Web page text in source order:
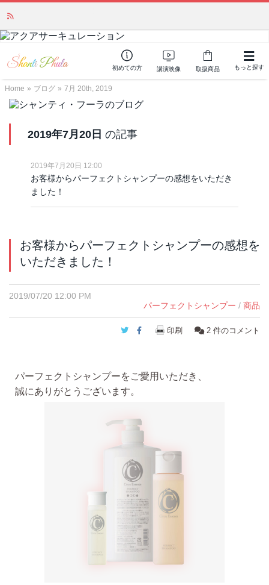
初めての方 講演映像 取扱商品 もっと探す
Home » ブログ » 7月 20th, 2019
2019年7月20日 の記事
2019年7月20日 12:00
お客様からパーフェクトシャンプーの感想をいただき
ました！
お客様からパーフェクトシャンプーの感想を
いただきました！
2019/07/20 12:00 PM
パーフェクトシャンプー / 商品
Twitter
Facebook
印刷 2 件のコメント
パーフェクトシャンプーをご愛用いただき、
誠にありがとうございます。